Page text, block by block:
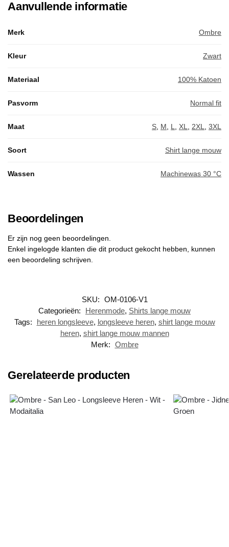
Aanvullende informatie
Merk Ombre
Kleur Zwart
Materiaal 100% Katoen
Pasvorm Normal fit
Maat S M L XL 2XL 3XL
Soort Shirt lange mouw
Wassen Machinewas 30 °C
Beoordelingen
Er zijn nog geen beoordelingen.
Enkel ingelogde klanten die dit product gekocht hebben, kunnen
een beoordeling schrijven.
SKU: OM-0106-V1
Categorieën:
Herenmode, Shirts lange mouw
Tags:
heren longsleeve, longsleeve heren, shirt lange mouw
heren, shirt lange mouw mannen
Merk: Ombre
Gerelateerde producten